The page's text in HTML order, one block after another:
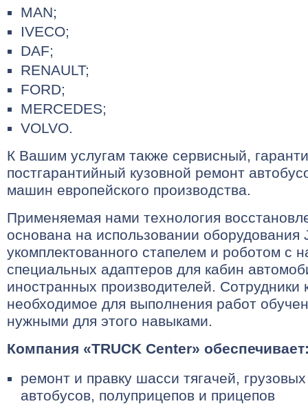
MAN;
IVECO;
DAF;
RENAULT;
FORD;
MERCEDES;
VOLVO.
К Вашим услугам также сервисный,
постгарантийный кузовной ремонт
машин европейского производства.
Применяемая нами технология
основана на использовании оборудования
укомплектованного стапелем и роботом с
специальных адаптеров для кабин
иностранных производителей.
необходимое для выполнения работ
нужными для этого навыками.
Компания «TRUCK Center»
ремонт и правку шасси тягачей,
автобусов, полуприцепов и прицепов